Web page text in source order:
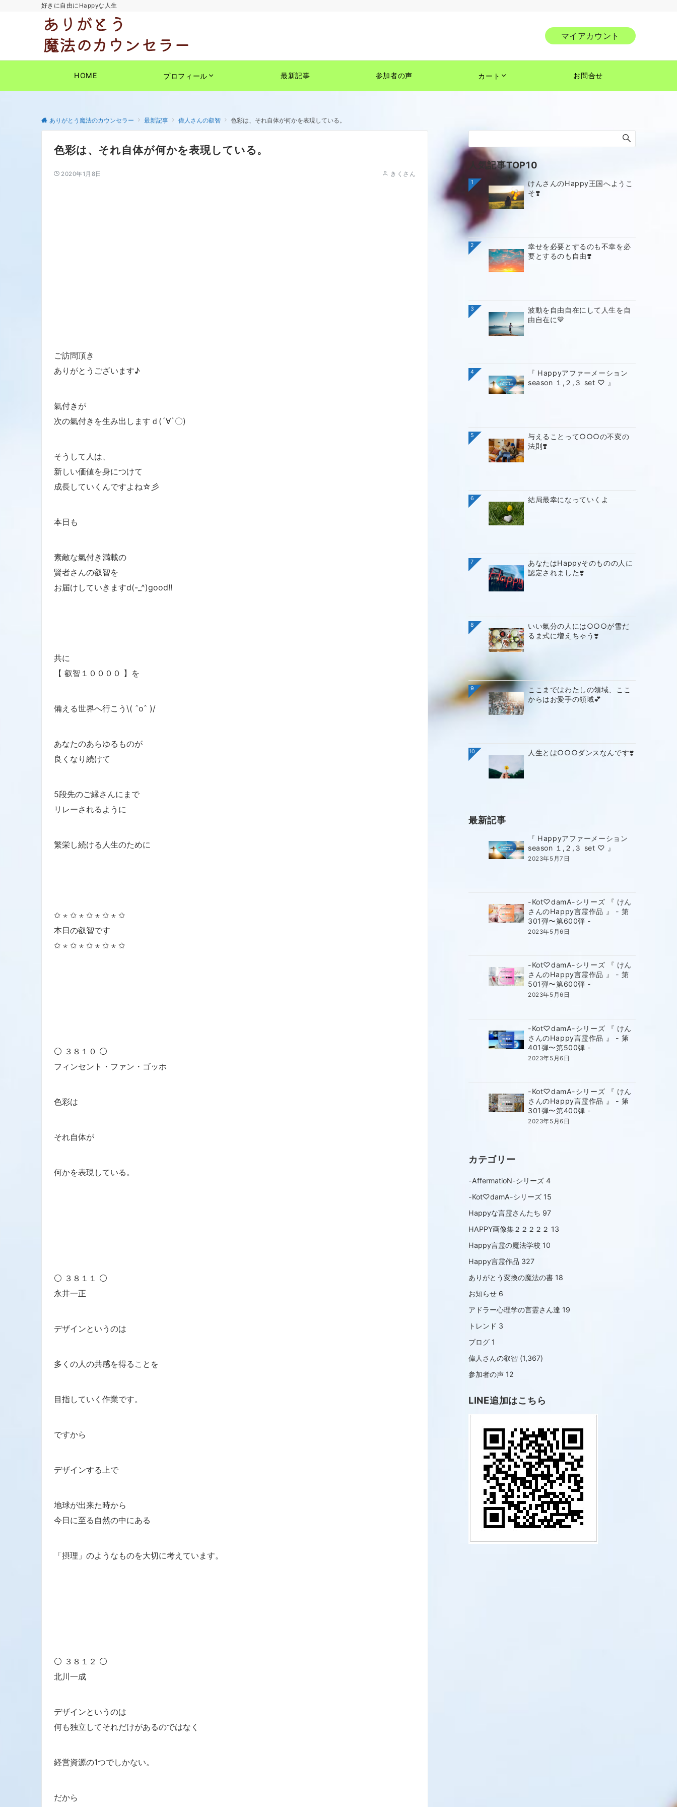
好きに自由にHappyな人生
マイアカウント
HOME プロフィール 最新記事 参加者の声 カート お問合せ
ありがとう魔法のカウンセラー 最新記事 偉人さんの叡智 色彩は、それ自体が何かを表現している。
色彩は、それ自体が何かを表現している。
2020年1月8日 きくさん
ご訪問頂き
ありがとうございます♪
氣付きが
次の氣付きを生み出しますｄ(´∀`〇)
そうして人は、
新しい価値を身につけて
成長していくんですよね☆彡
本日も
素敵な氣付き満載の
賢者さんの叡智を
お届けしていきますd(-_^)good!!
共に
【 叡智１００００ 】を
備える世界へ行こう\( ˆoˆ )/
あなたのあらゆるものが
良くなり続けて
5段先のご縁さんにまで
リレーされるように
繁栄し続ける人生のために
✩ ⋆ ✩ ⋆ ✩ ⋆ ✩ ⋆ ✩
本日の叡智です
✩ ⋆ ✩ ⋆ ✩ ⋆ ✩ ⋆ ✩
⚪ ３８１０ ⚪
フィンセント・ファン・ゴッホ
色彩は
それ自体が
何かを表現している。
⚪ ３８１１ ⚪
永井一正
デザインというのは
多くの人の共感を得ることを
目指していく作業です。
ですから
デザインする上で
地球が出来た時から
今日に至る自然の中にある
「摂理」のようなものを大切に考えています。
⚪ ３８１２ ⚪
北川一成
デザインというのは
何も独立してそれだけがあるのではなく
経営資源の1つでしかない。
だから
人気記事TOP10
1
けんさんのHappy王国へようこ
そ❣️
2
幸せを必要とするのも不幸を必
要とするのも自由❣️
3
波動を自由自在にして人生を自
由自在に💙
4
『 Happyアファーメーション
season １,２,３ set ♡ 』
5
与えることって○○○の不変の
法則❣️
6 結局最幸になっていくよ
7
あなたはHappyそのものの人に
認定されました❣️
8
いい氣分の人には○○○が雪だ
るま式に増えちゃう❣️
9
ここまではわたしの領域、ここ
からはお愛手の領域💕
10 人生とは○○○ダンスなんです❣️
最新記事
『 Happyアファーメーション
season １,２,３ set ♡ 』
2023年5月7日
-Kot♡damA-シリーズ 『 けん
さんのHappy言霊作品 』 - 第
301弾〜第600弾 -
2023年5月6日
-Kot♡damA-シリーズ 『 けん
さんのHappy言霊作品 』 - 第
501弾〜第600弾 -
2023年5月6日
-Kot♡damA-シリーズ 『 けん
さんのHappy言霊作品 』 - 第
401弾〜第500弾 -
2023年5月6日
-Kot♡damA-シリーズ 『 けん
さんのHappy言霊作品 』 - 第
301弾〜第400弾 -
2023年5月6日
カテゴリー
-AffermatioN-シリーズ 4
-Kot♡damA-シリーズ 15
Happyな言霊さんたち 97
HAPPY画像集２２２２２ 13
Happy言霊の魔法学校 10
Happy言霊作品 327
ありがとう変換の魔法の書 18
お知らせ 6
アドラー心理学の言霊さん達 19
トレンド 3
ブログ 1
偉人さんの叡智 (1,367)
参加者の声 12
LINE追加はこちら